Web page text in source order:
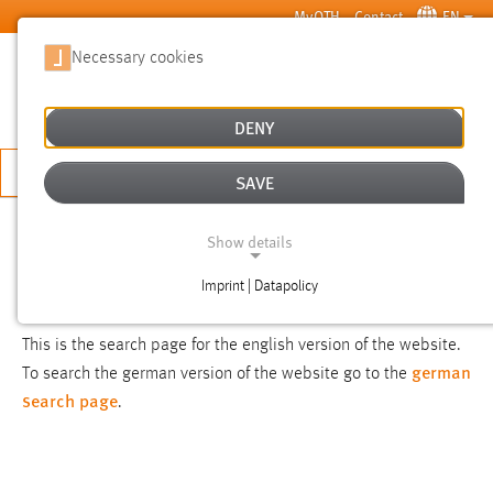
Skip to main content MyOTH Contact EN
APPLY NOW
This is the search page for the english version of the website.
To search the german version of the website go to the german
search page.
Necessary cookies
DENY
SAVE
Show details
Imprint | Datapolicy